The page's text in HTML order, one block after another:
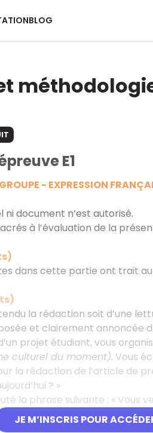
BLOG
JE M’INSCRIS POUR
E1
- EXPRESSION
document n’est autorisé.
à l’évaluation de la
dans cette partie ont trait
la rédaction soit d’une
et clairement annoncée
projet étudiant, vous
culturel du moment). Vous
la rédaction de l’article de
? »
la phrase suivante : «
économiques précis. » Cela